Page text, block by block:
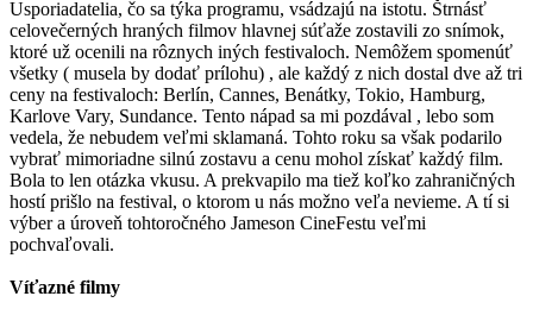
Usporiadatelia, čo sa týka programu, vsádzajú na istotu. Štrnásť
celovečerných hraných filmov hlavnej súťaže zostavili zo snímok,
ktoré už ocenili na rôznych iných festivaloch. Nemôžem spomenúť
všetky ( musela by dodať prílohu) , ale každý z nich dostal dve až tri
ceny na festivaloch: Berlín, Cannes, Benátky, Tokio, Hamburg,
Karlove Vary, Sundance. Tento nápad sa mi pozdával , lebo som
vedela, že nebudem veľmi sklamaná. Tohto roku sa však podarilo
vybrať mimoriadne silnú zostavu a cenu mohol získať každý film.
Bola to len otázka vkusu. A prekvapilo ma tiež koľko zahraničných
hostí prišlo na festival, o ktorom u nás možno veľa nevieme. A tí si
výber a úroveň tohtoročného Jameson CineFestu veľmi
pochvaľovali.
Víťazné filmy